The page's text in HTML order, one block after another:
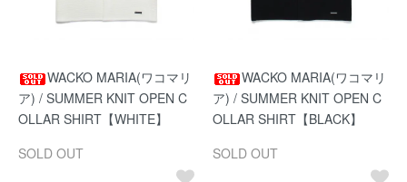
WACKO MARIA(ワコマリ
ア) / SUMMER KNIT OPEN C
OLLAR SHIRT【WHITE】
SOLD OUT
WACKO MARIA(ワコマリ
ア) / SUMMER KNIT OPEN C
OLLAR SHIRT【BLACK】
SOLD OUT